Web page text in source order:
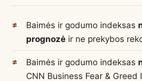
Baimės ir godumo indeksas
prognozėir ne prekybos
Baimės ir godumo indeksas
CNN Business Fear & Greed